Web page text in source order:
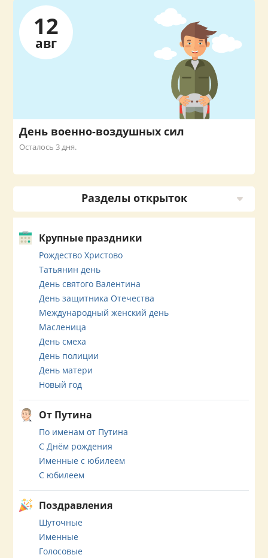
12
авг
День военно-воздушных сил
Осталось 3 дня.
Разделы открыток
Крупные праздники
Рождество Христово
Татьянин день
День святого Валентина
День защитника Отечества
Международный женский день
Масленица
День смеха
День полиции
День матери
Новый год
От Путина
По именам от Путина
С Днём рождения
Именные с юбилеем
С юбилеем
Поздравления
Шуточные
Именные
Голосовые